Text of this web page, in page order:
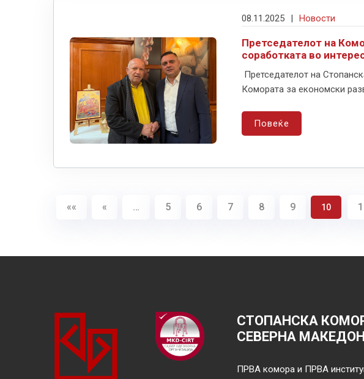
08.11.2025 | Новости
Претседателот на
соработкатa во
Претседателот на
Комората за економски
Повеќе
«« « … 5 6 7 8 9 10
СТОПАНСКА
СЕВЕРНА
ПРВА комора и ПРВА